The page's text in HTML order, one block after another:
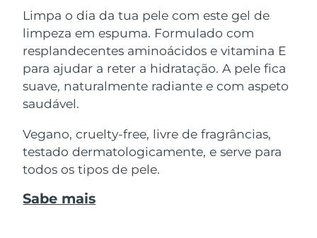
Limpa o dia da tua pele com este gel de
limpeza em espuma. Formulado com
resplandecentes aminoácidos e vitamina E
para ajudar a reter a hidratação. A pele fica
suave, naturalmente radiante e com aspeto
saudável.
Vegano, cruelty-free, livre de fragrâncias,
testado dermatologicamente, e serve para
todos os tipos de pele.
Sabe mais